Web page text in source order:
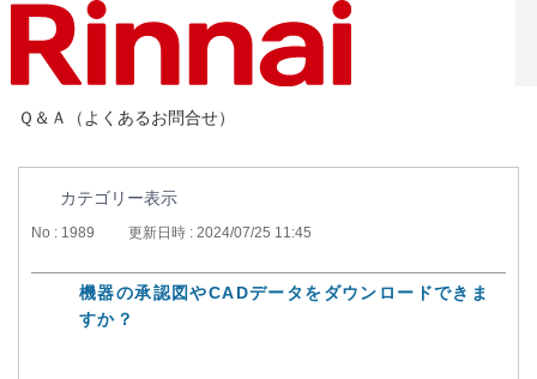
Ｑ＆Ａ（よくあるお問合せ）
カテゴリー表示
No : 1989 更新日時 : 2024/07/25 11:45
機器の承認図やCADデータをダウンロードできま
すか？